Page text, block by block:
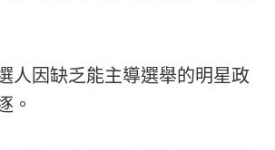
人因缺乏能主導選舉的明星政
。